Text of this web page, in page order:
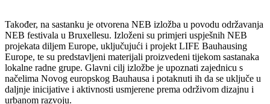
Također, na sastanku je otvorena NEB izložba u povodu održavanja
NEB festivala u Bruxellesu. Izloženi su primjeri uspješnih NEB
projekata diljem Europe, uključujući i projekt LIFE Bauhausing
Europe, te su predstavljeni materijali proizvedeni tijekom sastanaka
lokalne radne grupe. Glavni cilj izložbe je upoznati zajednicu s
načelima Novog europskog Bauhausa i potaknuti ih da se uključe u
daljnje inicijative i aktivnosti usmjerene prema održivom dizajnu i
urbanom razvoju.